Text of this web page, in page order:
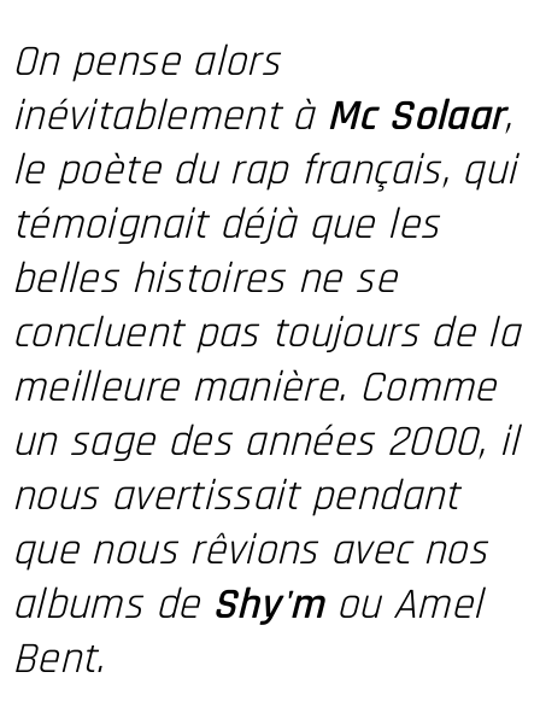
On pense alors
inévitablement à Mc Solaar,
le poète du rap français, qui
témoignait déjà que les
belles histoires ne se
concluent pas toujours de la
meilleure manière. Comme
un sage des années 2000, il
nous avertissait pendant
que nous rêvions avec nos
albums de Shy'mou Amel
Bent.